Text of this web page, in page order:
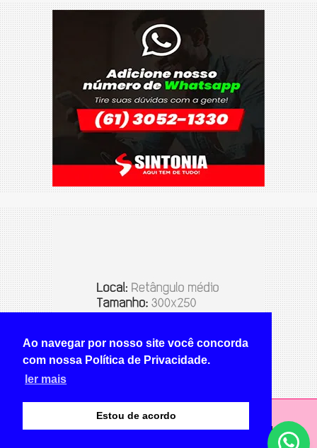
Ao navegar por nosso site você concorda
com nossa Política de Privacidade.
ler mais
Estou de acordo
© Copyright 2026 - NOTÍCIA CERTA BRAZLÂNDIA -